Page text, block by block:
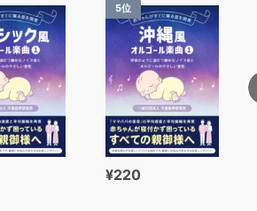
5位
¥220